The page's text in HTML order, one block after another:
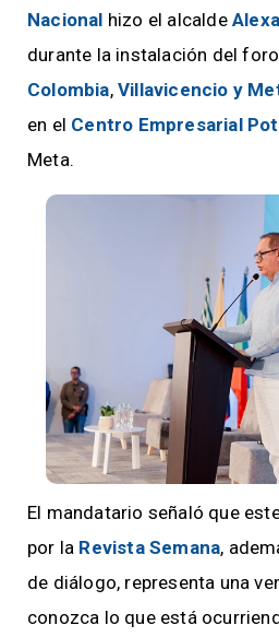
Nacional hizo el alcalde
durante la instalación del
Colombia,Villavicencio y
en el Centro Empresarial
Meta.
El mandatario señaló que
por la Revista Semana,
de diálogo, representa una
conozca lo que está